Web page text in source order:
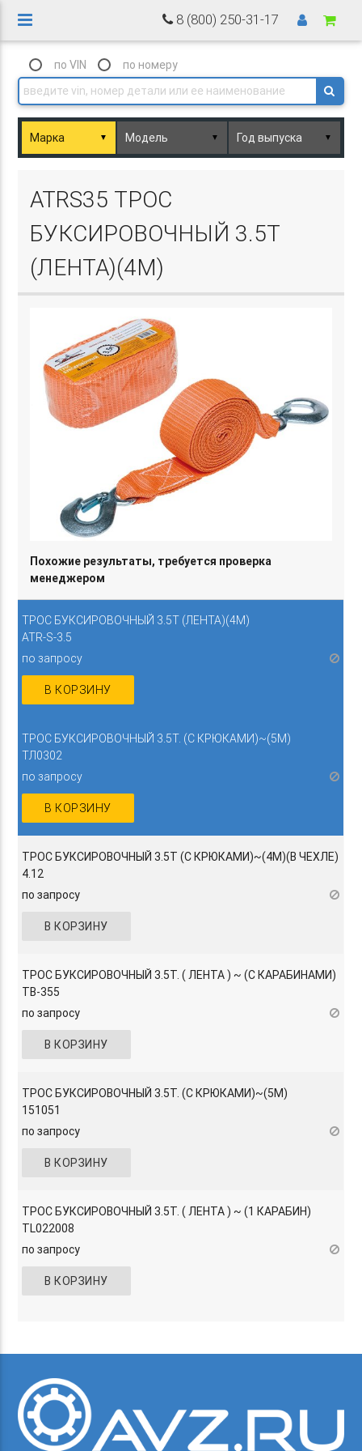
8 (800) 250-31-17
по VIN по номеру
▼ ▼ ▼
ATRS35 ТРОС
БУКСИРОВОЧНЫЙ 3.5Т
(ЛЕНТА)(4М)
ТРОС БУКСИРОВОЧНЫЙ 3.5Т (ЛЕНТА)(4М)
ATR-S-3.5
по запросу
В КОРЗИНУ
Похожие результаты, требуется проверка
менеджером
ТРОС БУКСИРОВОЧНЫЙ 3.5Т. (С КРЮКАМИ)~(5М)
ТЛ0302
по запросу
В КОРЗИНУ
ТРОС БУКСИРОВОЧНЫЙ 3.5Т (С КРЮКАМИ)~(4М)(В ЧЕХЛЕ)
4.12
по запросу
В КОРЗИНУ
ТРОС БУКСИРОВОЧНЫЙ 3.5Т. ( ЛЕНТА ) ~ (С КАРАБИНАМИ)
TB-355
по запросу
В КОРЗИНУ
ТРОС БУКСИРОВОЧНЫЙ 3.5Т. (С КРЮКАМИ)~(5М)
151051
по запросу
В КОРЗИНУ
ТРОС БУКСИРОВОЧНЫЙ 3.5Т. ( ЛЕНТА ) ~ (1 КАРАБИН)
TL022008
по запросу
В КОРЗИНУ